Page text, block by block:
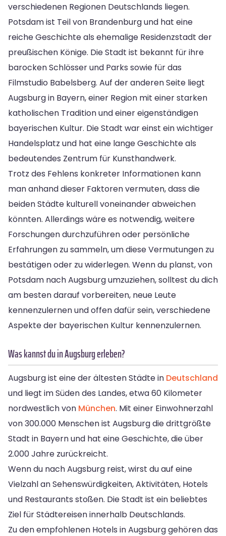
verschiedenen Regionen Deutschlands liegen.
Potsdam ist Teil von Brandenburg und hat eine
reiche Geschichte als ehemalige Residenzstadt der
preußischen Könige. Die Stadt ist bekannt für ihre
barocken Schlösser und Parks sowie für das
Filmstudio Babelsberg. Auf der anderen Seite liegt
Augsburg in Bayern, einer Region mit einer starken
katholischen Tradition und einer eigenständigen
bayerischen Kultur. Die Stadt war einst ein wichtiger
Handelsplatz und hat eine lange Geschichte als
bedeutendes Zentrum für Kunsthandwerk.
Trotz des Fehlens konkreter Informationen kann
man anhand dieser Faktoren vermuten, dass die
beiden Städte kulturell voneinander abweichen
könnten. Allerdings wäre es notwendig, weitere
Forschungen durchzuführen oder persönliche
Erfahrungen zu sammeln, um diese Vermutungen zu
bestätigen oder zu widerlegen. Wenn du planst, von
Potsdam nach Augsburg umzuziehen, solltest du dich
am besten darauf vorbereiten, neue Leute
kennenzulernen und offen dafür sein, verschiedene
Aspekte der bayerischen Kultur kennenzulernen.
Was kannst du in Augsburg erleben?
Augsburg ist eine der ältesten Städte in Deutschland
und liegt im Süden des Landes, etwa 60 Kilometer
nordwestlich von München. Mit einer Einwohnerzahl
von 300.000 Menschen ist Augsburg die drittgrößte
Stadt in Bayern und hat eine Geschichte, die über
2.000 Jahre zurückreicht.
Wenn du nach Augsburg reist, wirst du auf eine
Vielzahl an Sehenswürdigkeiten, Aktivitäten, Hotels
und Restaurants stoßen. Die Stadt ist ein beliebtes
Ziel für Städtereisen innerhalb Deutschlands.
Zu den empfohlenen Hotels in Augsburg gehören das